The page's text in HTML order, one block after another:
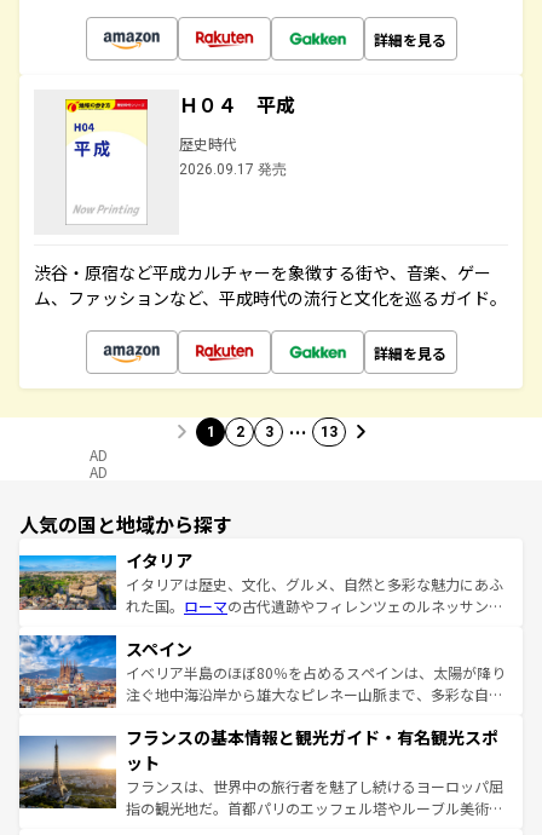
詳細を見る
Ｈ０４ 平成
歴史時代
2026.09.17 発売
渋谷・原宿など平成カルチャーを象徴する街や、音楽、ゲー
ム、ファッションなど、平成時代の流行と文化を巡るガイド。
詳細を見る
1 2 3 … 13
AD
AD
人気の国と地域から探す
イタリア
イタリアは歴史、文化、グルメ、自然と多彩な魅力にあふ
れた国。 ローマの古代遺跡やフィレンツェのルネッサンス
ろん、トスカーナの美しい田園風景やアマルフィ海岸の絶
景など、自然景観も見逃せない。観光の合間には、本場の
ピザやパスタなど、絶品のイタリア料理を堪能することも
ませてくれるイタリアで、忘れられない旅をしてみよう！
なお、新着のイタリア情報は
しい。
スペイン
イベリア半島のほぼ80％を占めるスペインは、太陽が降り
注ぐ地中海沿岸から雄大なピレネー山脈まで、多彩な自然
文化が根付くこの国では、情熱的なフラメンコ、熱気あふ
れる闘牛、そして美味しいタパスが生活の一部となってい
る。首都マドリードの洗練された雰囲気や、バルセロナの
アートに溢れた街角から、地方では古代ローマ遺跡や中世
フランスの基本情報と観光ガイド・有名観光スポ
ット
フランスは、世界中の旅行者を魅了し続けるヨーロッパ屈
指の観光地だ。首都パリのエッフェル塔やルーブル美術館